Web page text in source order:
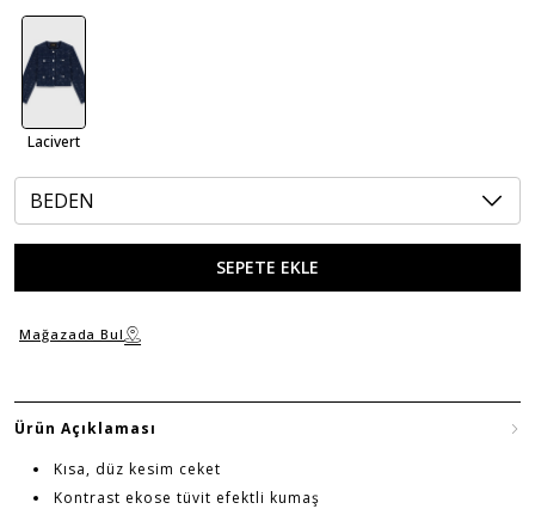
Lacivert
BEDEN
SEPETE EKLE
Mağazada Bul
Ürün Açıklaması
Kısa, düz kesim ceket
Kontrast ekose tüvit efektli kumaş